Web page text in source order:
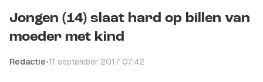
Kopieer link
Jongen (14) slaat hard op billen van
moeder met kind
Redactie•11 september 2017 07:42